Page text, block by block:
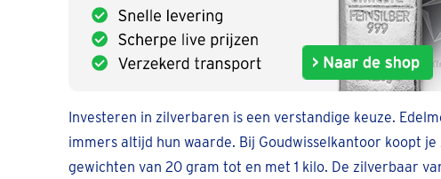
Investeren in zilverbaren is een verstandige keuze.
immers altijd hun waarde. Bij Goudwisselkantoor koopt
gewichten van 20 gram tot en met 1 kilo. De zilverbaar